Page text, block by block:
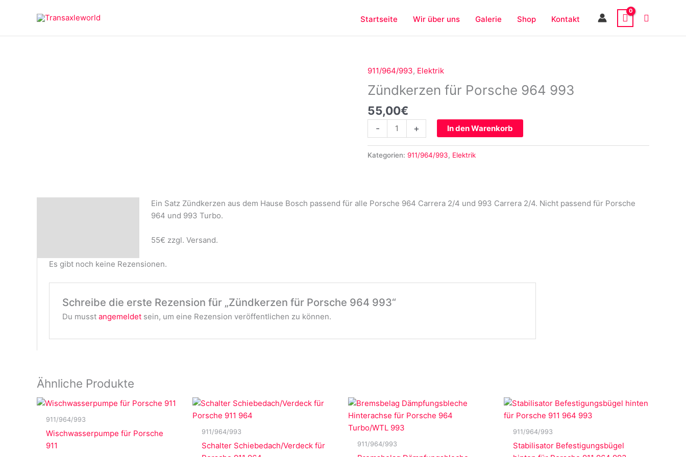
Startseite Wir über uns Galerie Shop Kontakt
911/964/993, Elektrik
Zündkerzen für Porsche 964 993
55,00€
-
Zündkerzen
für
Porsche
964
993
+ In den Warenkorb
Kategorien: 911/964/993, Elektrik
Ein Satz Zündkerzen aus dem Hause Bosch passend für alle Porsche 964 Carrera 2/4 und 993 Carrera 2/4. Nicht passend für Porsche
964 und 993 Turbo.
55€ zzgl. Versand.
Es gibt noch keine Rezensionen.
Schreibe die erste Rezension für „Zündkerzen für Porsche 964 993“
Du musst angemeldetsein, um eine Rezension veröffentlichen zu können.
Ähnliche Produkte
911/964/993
Wischwasserpumpe für Porsche
911
911/964/993
Schalter Schiebedach/Verdeck für
911/964/993
911/964/993
Stabilisator Befestigungsbügel